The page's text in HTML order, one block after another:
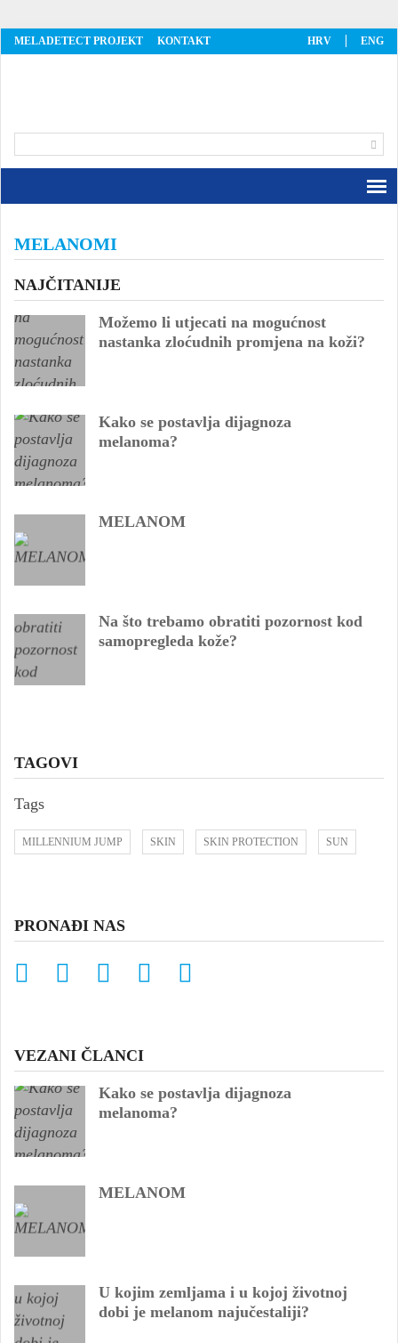
MELADETECT PROJEKT KONTAKT HRV ENG
MELANOMI
NAJČITANIJE
Možemo li utjecati na mogućnost
nastanka zloćudnih promjena na koži?
Kako se postavlja dijagnoza
melanoma?
MELANOM
Na što trebamo obratiti pozornost kod
samopregleda kože?
TAGOVI
Tags
MILLENNIUM JUMP SKIN SKIN PROTECTION SUN
PRONAĐI NAS
VEZANI ČLANCI
Kako se postavlja dijagnoza
melanoma?
MELANOM
U kojim zemljama i u kojoj životnoj
dobi je melanom najučestaliji?